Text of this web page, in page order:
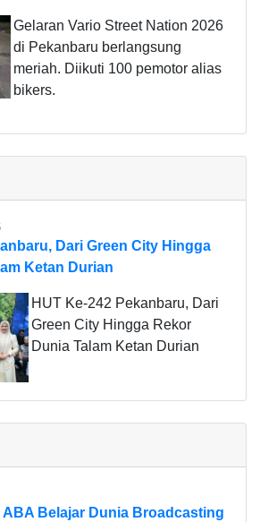
Gelaran Vario Street Nation 2026
di Pekanbaru berlangsung
meriah. Diikuti 100 pemotor alias
bikers.
Dari Green City Hingga
Ketan Durian
HUT Ke-242 Pekanbaru, Dari
Green City Hingga Rekor
Dunia Talam Ketan Durian
ABA Belajar Dunia Broadcasting